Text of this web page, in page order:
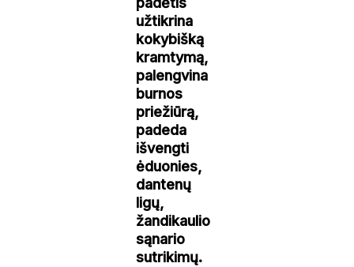
užtikrina
kokybišką
kramtymą,
palengvina
burnos
priežiūrą,
padeda
išvengti
ėduonies,
dantenų
ligų,
žandikaulio
sąnario
sutrikimų.